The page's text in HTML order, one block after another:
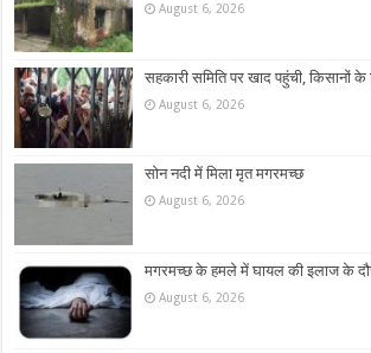
August 6, 2026
सहकारी समिति पर खाद पहुंची, किसानों
August 6, 2026
सोन नदी में मिला मृत मगरमच्छ
August 6, 2026
मगरमच्छ के हमले में घायल की इलाज के
August 6, 2026